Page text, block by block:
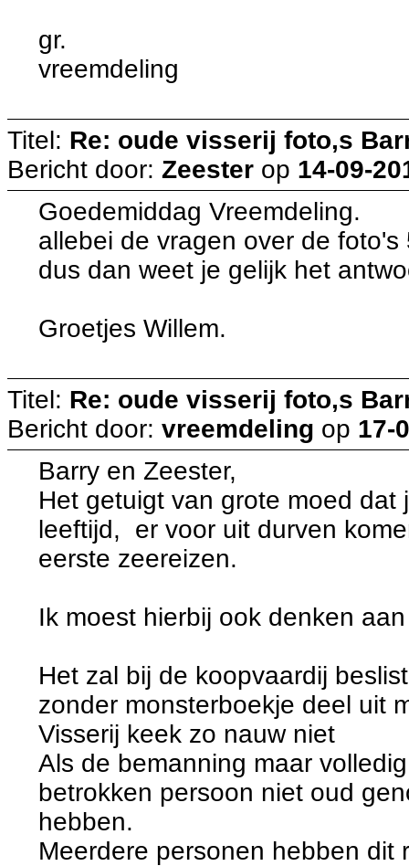
gr.
vreemdeling
Titel: Re: oude visserij foto,s
Bericht door: Zeester op 14-09-
Goedemiddag Vreemdeling.
allebei de vragen over de foto's
dus dan weet je gelijk het
Groetjes Willem.
Titel: Re: oude visserij foto,s
Bericht door: vreemdeling op 17-
Barry en Zeester,
Het getuigt van grote moed
leeftijd, er voor uit durven
eerste zeereizen.
Ik moest hierbij ook denken
Het zal bij de koopvaardij
zonder monsterboekje deel uit
Visserij keek zo nauw niet
Als de bemanning maar
betrokken persoon niet oud
hebben.
Meerdere personen hebben dit